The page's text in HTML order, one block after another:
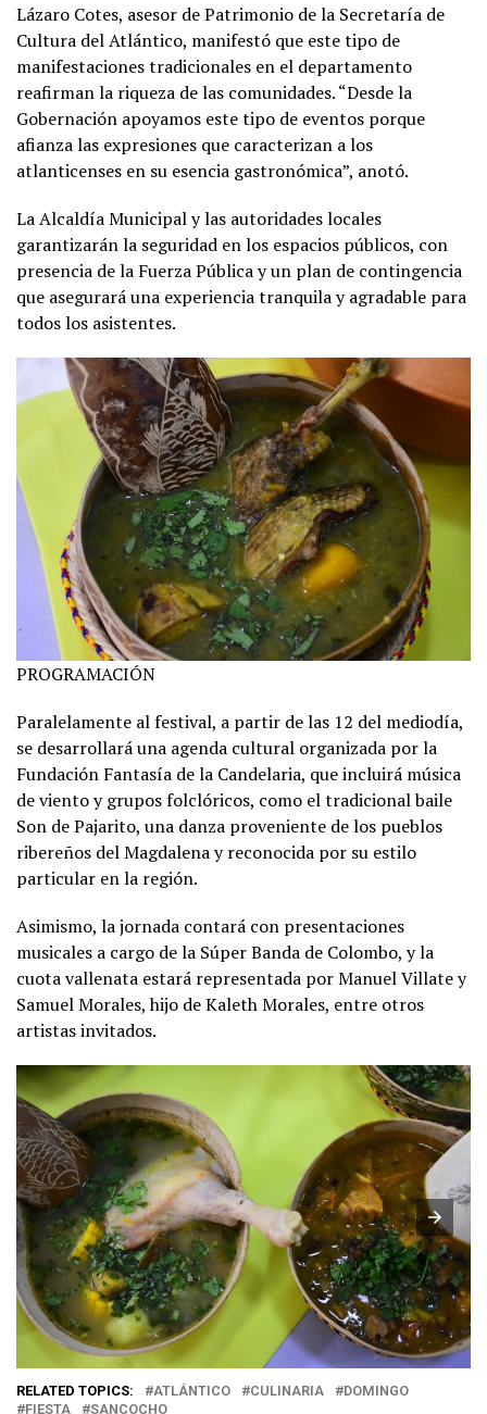
Lázaro Cotes, asesor de Patrimonio de la Secretaría de
Cultura del Atlántico, manifestó que este tipo de
manifestaciones tradicionales en el departamento
reafirman la riqueza de las comunidades. “Desde la
Gobernación apoyamos este tipo de eventos porque
afianza las expresiones que caracterizan a los
atlanticenses en su esencia gastronómica”, anotó.
La Alcaldía Municipal y las autoridades locales
garantizarán la seguridad en los espacios públicos, con
presencia de la Fuerza Pública y un plan de contingencia
que asegurará una experiencia tranquila y agradable para
todos los asistentes.
PROGRAMACIÓN
Paralelamente al festival, a partir de las 12 del mediodía,
se desarrollará una agenda cultural organizada por la
Fundación Fantasía de la Candelaria, que incluirá música
de viento y grupos folclóricos, como el tradicional baile
Son de Pajarito, una danza proveniente de los pueblos
ribereños del Magdalena y reconocida por su estilo
particular en la región.
Asimismo, la jornada contará con presentaciones
musicales a cargo de la Súper Banda de Colombo, y la
cuota vallenata estará representada por Manuel Villate y
Samuel Morales, hijo de Kaleth Morales, entre otros
artistas invitados.
RELATED TOPICS: ATLÁNTICO CULINARIA
DOMINGO
FIESTA
SANCOCHO